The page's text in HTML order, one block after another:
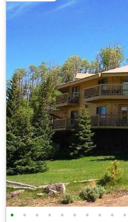
• • • • • • • • • •